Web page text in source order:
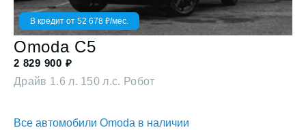
В кредит от 52 678 ₽/мес.
Omoda C5
2 829 900 ₽
Драйв 1.6 л. 150 л.с. Робот
Все автомобили Omoda в наличии